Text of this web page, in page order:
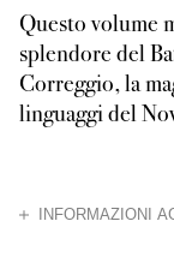
Questo volume
splendore del
Correggio, la
linguaggi del
INFORMAZIONI